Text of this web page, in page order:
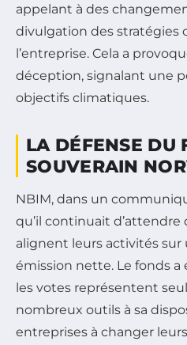
appelant à des
divulgation des stratégies
l’entreprise. Cela a
déception, signalant une
objectifs climatiques.
LA DÉFENSE DU
SOUVERAIN
NBIM, dans un
qu’il continuait d’attendre
alignent leurs activités sur
émission nette. Le fonds
les votes représentent
nombreux outils à sa
entreprises à changer